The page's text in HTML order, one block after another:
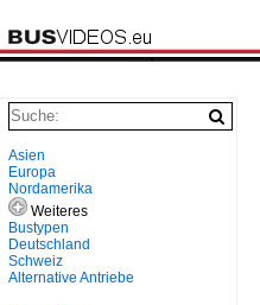
Asien
Europa
Nordamerika
Weiteres
Bustypen
Deutschland
Schweiz
Alternative Antriebe